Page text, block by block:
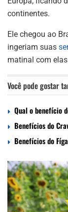
continentes.
Ele chegou ao
ingeriam suas
matinal com
Você pode gostar
Qual o benefício
Benefícios do
Benefícios do